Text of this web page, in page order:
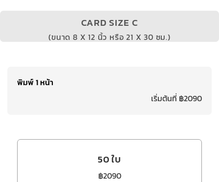
CARD SIZE C
(ขนาด 8 X 12 นิ้ว หรือ 21 X 30 ซม.)
พิมพ์ 1 หน้า
เริ่มต้นที่ ฿2090
50 ใบ
฿2090